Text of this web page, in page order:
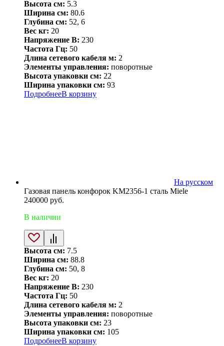
Высота см: 5.3
Ширина см: 80.6
Глубина см: 52, 6
Вес кг: 20
Напряжение В: 230
Частота Гц: 50
Длина сетевого кабеля м: 2
Элементы управления: поворотные
Высота упаковки см: 22
Ширина упаковки см: 93
ПодробнееВ корзину
На русском
Газовая панель конфорок KM2356-1 сталь Miele
240000 руб.
В наличии
Высота см: 7.5
Ширина см: 88.8
Глубина см: 50, 8
Вес кг: 20
Напряжение В: 230
Частота Гц: 50
Длина сетевого кабеля м: 2
Элементы управления: поворотные
Высота упаковки см: 23
Ширина упаковки см: 105
ПодробнееВ корзину